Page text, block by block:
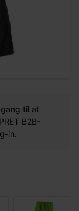
til at
B2B-
in.